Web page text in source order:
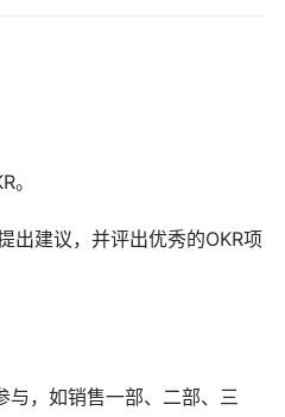
。
出建议，并评出优秀的OKR项
与，如销售一部、二部、三